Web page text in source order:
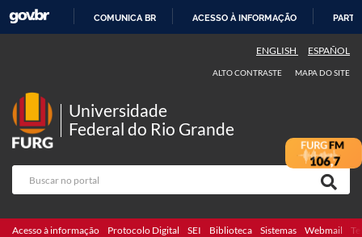
COMUNICA BR ACESSO À INFORMAÇÃO
ENGLISH ESPAÑOL
ALTO CONTRASTE MAPA DO SITE
Universidade
Federal do Rio Grande
Acesso à informação Protocolo Digital SEI Biblioteca Sistemas Webmail